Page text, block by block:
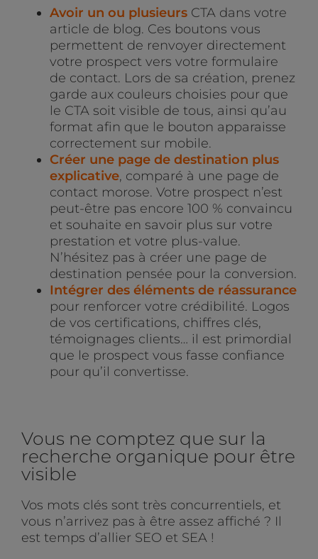
Avoir un ou plusieursCTA dans votre
article de blog. Ces boutons vous
permettent de renvoyer directement
votre prospect vers votre formulaire
de contact. Lors de sa création, prenez
garde aux couleurs choisies pour que
le CTA soit visible de tous, ainsi qu’au
format afin que le bouton apparaisse
correctement sur mobile.
Créer une page de destination plus
explicative, comparé à une page de
contact morose. Votre prospect n’est
peut-être pas encore 100 % convaincu
et souhaite en savoir plus sur votre
prestation et votre plus-value.
N’hésitez pas à créer une page de
destination pensée pour la conversion.
Intégrer des éléments de réassurance
pour renforcer votre crédibilité. Logos
de vos certifications, chiffres clés,
témoignages clients… il est primordial
que le prospect vous fasse confiance
pour qu’il convertisse.
Vous ne comptez que sur la
recherche organique pour être
visible
Vos mots clés sont très concurrentiels, et
vous n’arrivez pas à être assez affiché ? Il
est temps d’allier SEO et SEA !